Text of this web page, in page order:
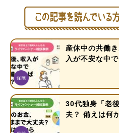
産休中の共働
入が不安な中
30代独身「老
夫？ 備えは何